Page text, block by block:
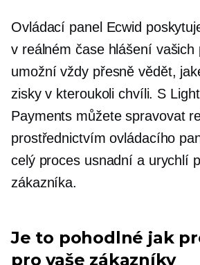
Ovládací panel Ecwid
v reálném časehlášení vašich
umožní vždy přesně vědět,
zisky v kteroukoli chvíli. S
Payments můžete spravovat
prostřednictvím ovládacího
celý proces usnadní a urychlí
zákazníka.
Je to pohodlné jak
pro vaše zákazníky